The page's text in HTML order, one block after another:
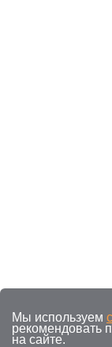
Мы используем
рекомендовать
на сайте.